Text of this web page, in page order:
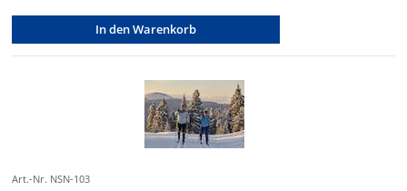
In den Warenkorb
Art.-Nr. NSN-103